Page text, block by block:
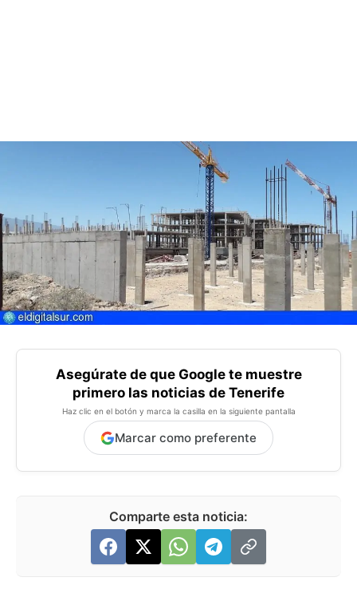
Asegúrate de que Google te muestre
primero las noticias de Tenerife
Haz clic en el botón y marca la casilla en la siguiente pantalla
Marcar como preferente
Comparte esta noticia: